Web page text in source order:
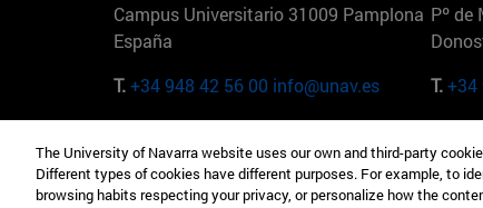
Campus Universitario 31009 Pamplona
España
T.+34 948 42 56 00 info@unav.es
Pº de
T.+34
Camino del Cerro Águila 3 28023
Madrid España
165
EE.UU
The University of Navarra website uses our own and third-party
Different types of cookies have different purposes. For example, to
browsing habits respecting your privacy, or personalize how the